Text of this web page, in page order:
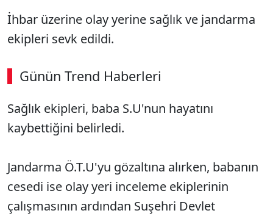
İhbar üzerine olay yerine sağlık ve jandarma
ekipleri sevk edildi.
Günün Trend Haberleri
Sağlık ekipleri, baba S.U'nun hayatını
kaybettiğini belirledi.
Jandarma Ö.T.U'yu gözaltına alırken, babanın
cesedi ise olay yeri inceleme ekiplerinin
çalışmasının ardından Suşehri Devlet